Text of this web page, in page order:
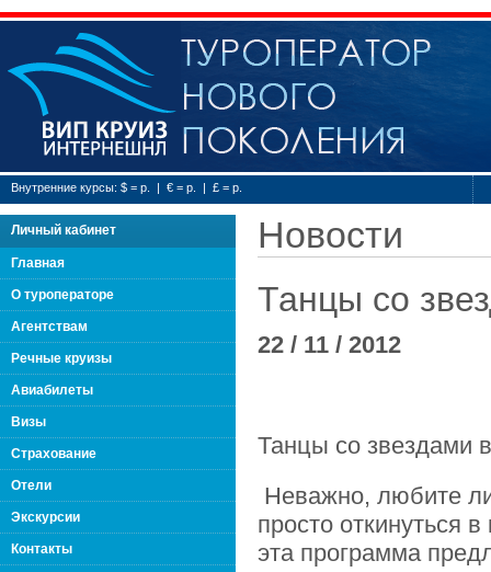
Туроператор нового
поколения "Вип Круиз
Внутренние курсы: $ = р. | € = р. | £ = р.
Личный кабинет
Главная
О туроператоре
Агентствам
Речные круизы
Авиабилеты
Визы
Страхование
Отели
Экскурсии
Контакты
Новости
Танцы со
22 / 11 / 2012
Танцы со звездами
Неважно, любите
просто откинуться
эта программа